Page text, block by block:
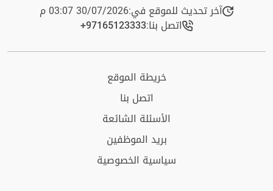
آخر تحديث للموقع في:30/07/2026 03:07 م
اتصل بنا:+97165123333​
خريطة الموقع
اتصل بنا
الأسئلة الشائعة
بريد الموظفين
سياسية الخصوصية